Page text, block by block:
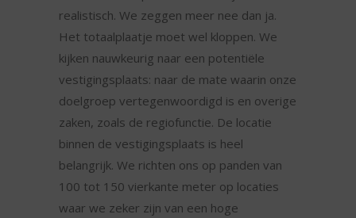
realistisch. We zeggen meer nee dan ja.
Het totaalplaatje moet wel kloppen. We
kijken nauwkeurig naar een potentiële
vestigingsplaats: naar de mate waarin onze
doelgroep vertegenwoordigd is en overige
zaken, zoals de regiofunctie. De locatie
binnen de vestigingsplaats is heel
belangrijk. We richten ons op panden van
100 tot 150 vierkante meter op locaties
waar we zeker zijn van een hoge